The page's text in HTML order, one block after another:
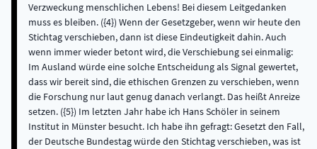
Verzweckung menschlichen Lebens! Bei diesem Leitgedanken
muss es bleiben. ({4}) Wenn der Gesetzgeber, wenn wir heute den
Stichtag verschieben, dann ist diese Eindeutigkeit dahin. Auch
wenn immer wieder betont wird, die Verschiebung sei einmalig:
Im Ausland würde eine solche Entscheidung als Signal gewertet,
dass wir bereit sind, die ethischen Grenzen zu verschieben, wenn
die Forschung nur laut genug danach verlangt. Das heißt Anreize
setzen. ({5}) Im letzten Jahr habe ich Hans Schöler in seinem
Institut in Münster besucht. Ich habe ihn gefragt: Gesetzt den Fall,
der Deutsche Bundestag würde den Stichtag verschieben, was ist